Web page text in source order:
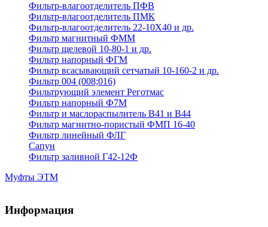
Фильтр-влагоотделитель ПФВ
Фильтр-влагоотделитель ПМК
Фильтр-влагоотделитель 22-10Х40 и др.
Фильтр магнитный ФММ
Фильтр щелевой 10-80-1 и др.
Фильтр напорный ФГМ
Фильтр всасывающий сетчатый 10-160-2 и др.
Фильтр 004 (008;016)
Фильтрующий элемент Реготмас
Фильтр напорный Ф7М
Фильтр и маслораспылитель В41 и В44
Фильтр магнитно-пористый ФМП 16-40
Фильтр линейный ФЛГ
Сапун
Фильтр заливной Г42-12Ф
Муфты ЭТМ
Информация